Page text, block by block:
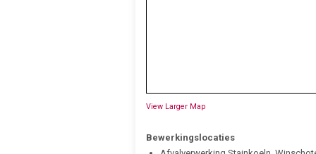
View Larger Map
Bewerkingslocaties